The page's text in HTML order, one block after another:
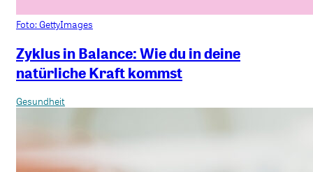
Foto: GettyImages
Zyklus in Balance: Wie du in deine
natürliche Kraft kommst
Gesundheit